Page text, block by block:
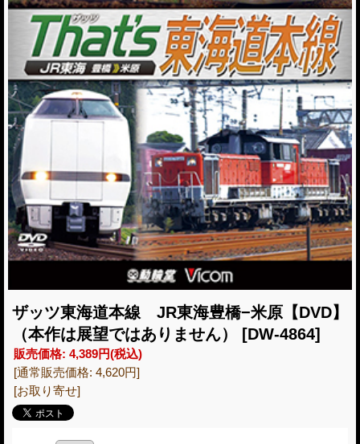
ザッツ東海道本線 JR東海豊橋−米原【DVD】
（本作は展望ではありません）
[DW-4864]
販売価格: 4,389円(税込)
[通常販売価格: 4,620円]
[お取り寄せ]